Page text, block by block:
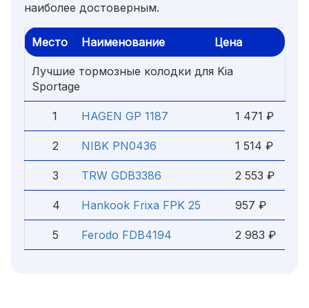
наиболее достоверным.
Место Наименование Цена
Лучшие тормозные колодки для Kia
Sportage
1 HAGEN GP 1187 1 471 ₽
2 NIBK PN0436 1 514 ₽
3 TRW GDB3386 2 553 ₽
4 Hankook Frixa FPK 25 957 ₽
5 Ferodo FDB4194 2 983 ₽